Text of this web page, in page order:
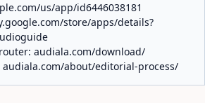
us/app/id6446038181
store/apps/details?
audiala.com/download/
audiala.com/about/editorial-process/